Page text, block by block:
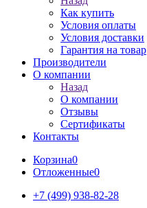
Как купить
Условия оплаты
Условия доставки
Гарантия на товар
Производители
О компании
Назад
О компании
Отзывы
Сертификаты
Контакты
Корзина0
Отложенные0
+7 (499) 938-82-28